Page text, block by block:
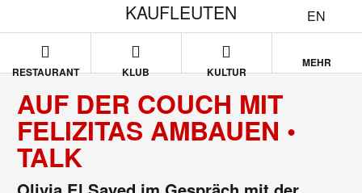
EN
KAUFLEUTEN
RESTAURANT KLUB KULTUR
MEHR
AUF DER COUCH MIT
FELIZITAS AMBAUEN •
TALK